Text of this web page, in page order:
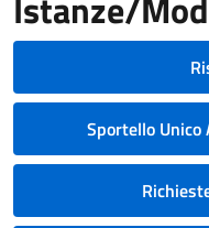
Sportello Unico